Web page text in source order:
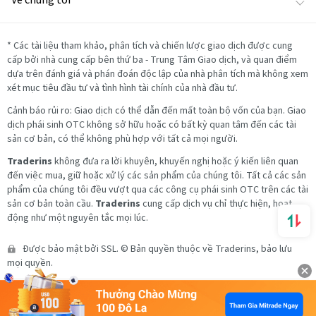
* Các tài liệu tham khảo, phân tích và chiến lược giao dịch được cung
cấp bởi nhà cung cấp bên thứ ba - Trung Tâm Giao dịch, và quan điểm
dựa trên đánh giá và phán đoán độc lập của nhà phân tích mà không xem
xét mục tiêu đầu tư và tình hình tài chính của nhà đầu tư.
Cảnh báo rủi ro: Giao dịch có thể dẫn đến mất toàn bộ vốn của bạn. Giao
dịch phái sinh OTC không sở hữu hoặc có bất kỳ quan tâm đến các tài
sản cơ bản, có thể không phù hợp với tất cả mọi người.
Traderins không đưa ra lời khuyên, khuyến nghị hoặc ý kiến liên quan
đến việc mua, giữ hoặc xử lý các sản phẩm của chúng tôi. Tất cả các sản
phẩm của chúng tôi đều vượt qua các công cụ phái sinh OTC trên các tài
sản cơ bản toàn cầu. Traderins cung cấp dịch vụ chỉ thực hiện, hoạt
động như một nguyên tắc mọi lúc.
Được bảo mật bởi SSL. © Bản quyền thuộc về Traderins, bảo lưu
mọi quyền.